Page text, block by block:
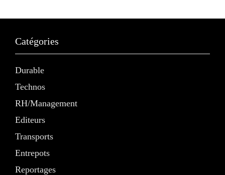
Catégories
Durable
Technos
RH/Management
Editeurs
Transports
Entrepots
Reportages